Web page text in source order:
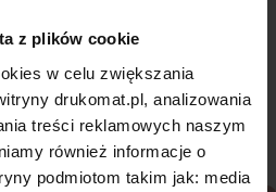
z plików cookie
w celu zwiększania
drukomat.pl, analizowania
treści reklamowych naszym
również informacje o
podmiotom takim jak: media
produkty